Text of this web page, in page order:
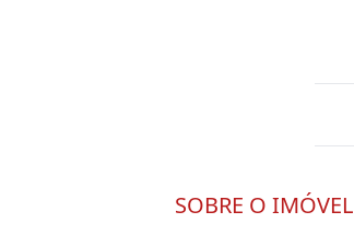
SOBRE O IMÓVEL